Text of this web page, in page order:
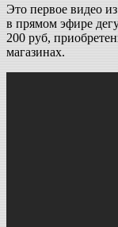
Это первое видео
в прямом эфире
200 руб,
магазинах.